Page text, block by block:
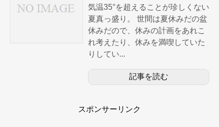
気温35°を超えることが珍しくない
夏真っ盛り。 世間は夏休みだの盆
休みだので、休みの計画をあれこ
れ考えたり、休みを満喫していた
りしてい...
記事を読む
スポンサーリンク